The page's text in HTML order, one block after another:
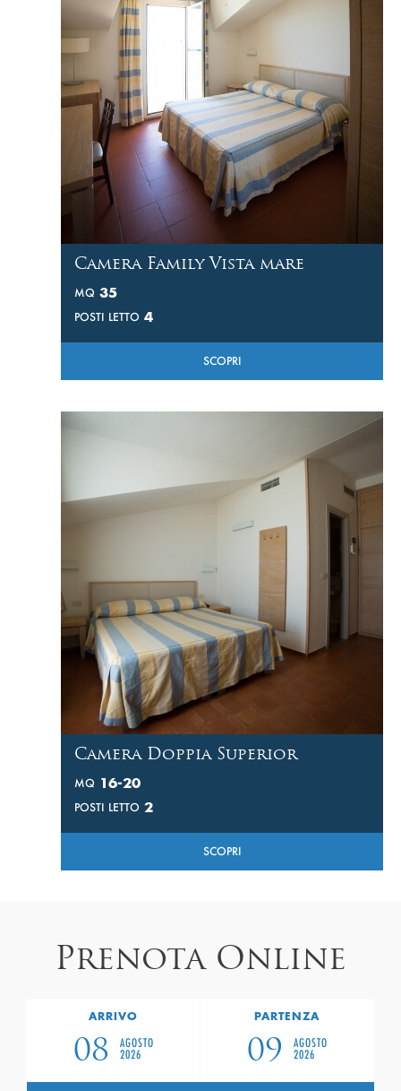
Camera Family Vista mare
MQ 35
POSTI LETTO 4
SCOPRI
Camera Doppia Superior
MQ 16-20
POSTI LETTO 2
SCOPRI
Prenota Online
ARRIVO
08
AGOSTO
2026
PARTENZA
09
AGOSTO
2026